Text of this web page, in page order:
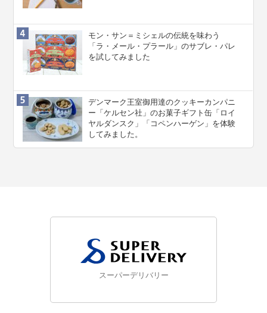
モン・サン＝ミシェルの伝統を味わう
「ラ・メール・プラール」のサブレ・パレ
を試してみました
デンマーク王室御用達のクッキーカンパニ
ー「ケルセン社」のお菓子ギフト缶「ロイ
ヤルダンスク」「コペンハーゲン」を体験
してみました。
スーパーデリバリー